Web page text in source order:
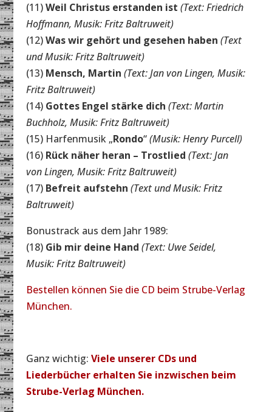
(11)Weil Christus erstanden ist (Text: Friedrich
Hoffmann, Musik: Fritz Baltruweit)
(12)Was wir gehört und gesehen haben (Text
und Musik: Fritz Baltruweit)
(13) Mensch, Martin (Text: Jan von Lingen, Musik:
Fritz Baltruweit)
(14) Gottes Engel stärke dich (Text: Martin
Buchholz, Musik: Fritz Baltruweit)
(15) Harfenmusik „Rondo“(Musik: Henry Purcell)
(16) Rück näher heran – Trostlied (Text: Jan
von Lingen, Musik: Fritz Baltruweit)
(17) Befreit aufstehn (Text und Musik: Fritz
Baltruweit)
Bonustrack aus dem Jahr 1989:
(18) Gib mir deine Hand (Text: Uwe Seidel,
Musik: Fritz Baltruweit)
Bestellen können Sie die CD beim Strube-Verlag
München.
Ganz wichtig: Viele unserer CDs und
Liederbücher erhalten Sie inzwischen beim
Strube-Verlag München.